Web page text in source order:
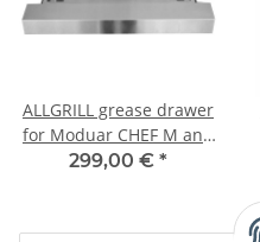
ALLGRILL grease drawer
for Moduar CHEF M and
ALLROUNDER M
299,00 € *